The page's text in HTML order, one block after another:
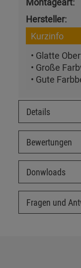
Hersteller:
Kurzinfo
• Glatte
• Große
• Gute
Details
Bewertungen
Donwloads
Fragen und